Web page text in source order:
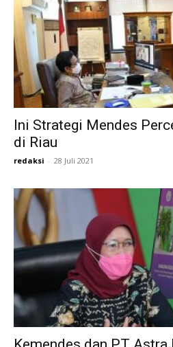
Ini Strategi Mendes
di Riau
redaksi - 28 Juli 2021